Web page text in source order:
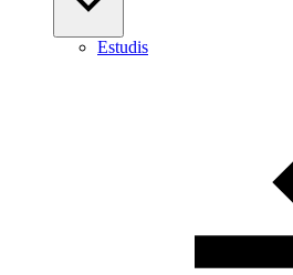
Estudis